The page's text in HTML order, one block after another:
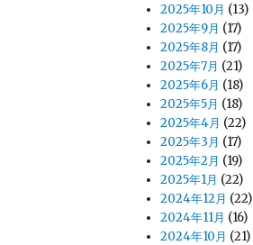
2025年10月 (13)
2025年9月 (17)
2025年8月 (17)
2025年7月 (21)
2025年6月 (18)
2025年5月 (18)
2025年4月 (22)
2025年3月 (17)
2025年2月 (19)
2025年1月 (22)
2024年12月 (22)
2024年11月 (16)
2024年10月 (21)